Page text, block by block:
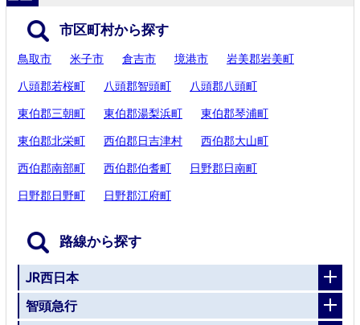
市区町村から探す
鳥取市 米子市 倉吉市 境港市 岩美郡岩美町
八頭郡若桜町 八頭郡智頭町 八頭郡八頭町
東伯郡三朝町 東伯郡湯梨浜町 東伯郡琴浦町
東伯郡北栄町 西伯郡日吉津村 西伯郡大山町
西伯郡南部町 西伯郡伯耆町 日野郡日南町
日野郡日野町 日野郡江府町
路線から探す
JR西日本
智頭急行